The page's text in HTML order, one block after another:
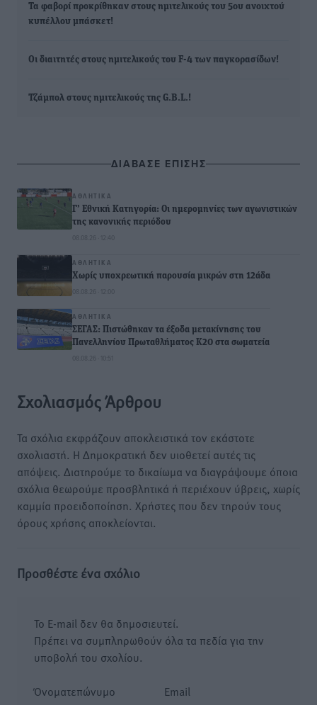
Τα φαβορί προκρίθηκαν στους ημιτελικούς του 5ου ανοιχτού
κυπέλλου μπάσκετ!
Οι διαιτητές στους ημιτελικούς του F-4 των παγκορασίδων!
Τζάμπολ στους ημιτελικούς της G.B.L.!
ΔΙΑΒΑΣΕ ΕΠΙΣΗΣ
ΑΘΛΗΤΙΚΆ
Γ’ Εθνική Κατηγορία: Οι ημερομηνίες των αγωνιστικών
της κανονικής περιόδου
08.08.26 · 12:40
ΑΘΛΗΤΙΚΆ
Χωρίς υποχρεωτική παρουσία μικρών στη 12άδα
08.08.26 · 12:00
ΑΘΛΗΤΙΚΆ
ΣΕΓΑΣ: Πιστώθηκαν τα έξοδα μετακίνησης του
Πανελληνίου Πρωταθλήματος Κ20 στα σωματεία
08.08.26 · 10:51
Σχολιασμός Άρθρου
Τα σχόλια εκφράζουν αποκλειστικά τον εκάστοτε
σχολιαστή. Η Δημοκρατική δεν υιοθετεί αυτές τις
απόψεις. Διατηρούμε το δικαίωμα να διαγράψουμε όποια
σχόλια θεωρούμε προσβλητικά ή περιέχουν ύβρεις, χωρίς
καμμία προειδοποίηση. Χρήστες που δεν τηρούν τους
όρους χρήσης αποκλείονται.
Προσθέστε ένα σχόλιο
Το E-mail δεν θα δημοσιευτεί.
Πρέπει να συμπληρωθούν όλα τα πεδία για την
υποβολή του σχολίου.
Όνοματεπώνυμο Email